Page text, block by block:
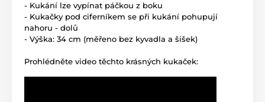
- Kukání lze vypínat páčkou z boku
- Kukačky pod ciferníkem se při kukání pohupují
nahoru - dolů
- Výška: 34 cm (měřeno bez kyvadla a šišek)
Prohlédněte video těchto krásných kukaček: